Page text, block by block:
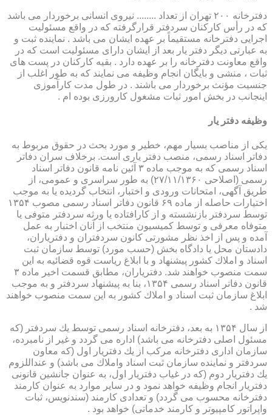
دفترخانه ۲۰۰ تهران از تعداد ........ نیروی انسانی برخوردار می باشد
که در رأس کارکنان سردفتر قرارگرفته که در واقع مسئولیت
اجرایی دفترخانه مستقیماً بر عهده ایشان می باشد . نماینده ثبت و
به عبارتی دیگر دفتر یار بعد از ایشان دارای مسئولیت است که در
واقع معاونت دفترخانه را بر عهده دارد . بقیه کارکنان در پست های
ثبات ، منشی و بایگان انجام وظیفه می نمایند که به طور اغلب از
جنسیت مؤنث برخوردار می باشند . در طول مدت کارآموزی
اینجانب در بخش امور ثبات مشغول کارورزی بوده ام .
وظیفه دفتر یار
یكی از مناصب بسیار مهم، خطیر و مورد بحث در حقوق مربوط به
دفاتر اسناد رسمی، منصب دفتر یاری است. برخلاف سران دفاتر
اسناد رسمی كه به موجب ماده ۳ آئین نامه قانون دفاتر اسناد
رسمی (اصلاحی ۲۷/۱۱/۱۳۶۰) به طور سراسری و عمومی، از
طریق آگهی، امتحانات ورودی و اختبار، انتخاب گردیده یا به موجب
اختیارات حاصله از ماده ۶۹ قانون دفاتر اسناد رسمی مصوب ۱۳۵۴
توسط سردفتر بازنشسته و از كارافتاده یا ورثه سردفتر متوفی یا
متوفاه معرفی و توسط كمیسیون منتخب از آنان اختبار به عمل
آمده و پس از اخذ نظر مشورتی كانون سردفتران و دفتریاران،
دادستان محل یا دادگاه بخش (حسب مورد) توسط سازمان ثبت
اسناد و املاك كشور پیشنهاد و با ابلاغ ریاست قوه قضائیه به این
سمت منصوب خواهند شد. دفتریاران، مطابق قسمت اخیر ماده ۳
قانون دفاتر اسناد رسمی ۱۳۵۴، بنا به پیشنهاد سردفتر و به موجب
ابلاغ سازمان ثبت اسناد و املاك كشور به این سمت منصوب خواهند
شد .
از سال ۱۳۵۴ به بعد، دفترخانه اسناد رسمی توسط یك سردفتر (كه
مسئول اصلی دفترخانه می باشد) اداره می گردد و غیر از نامبرده،
سازمان اداری دفترخانه مركب از یك دفتریار اول (كه معاون
سردفتر و نماینده سازمان ثبت اسناد واملاك می باشد) و عنداللزوم
یك دفتریار دوم (كه در غیاب دفتریار اول، به عنوان جانشین قانونی
دفتریار انجام وظیفه خواهد نمود و در سایر موارد به عنوان كارمند
دفترخانه محسوب می گردد) و تعدادی كارمند (سندنویس، ثبات
واپراتور كامپیوتر و كارمند خدماتی) خواهد بود .